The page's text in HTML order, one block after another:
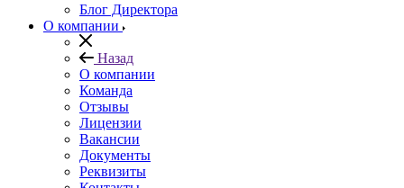
Блог Директора
О компании
Назад
О компании
Команда
Отзывы
Лицензии
Вакансии
Документы
Реквизиты